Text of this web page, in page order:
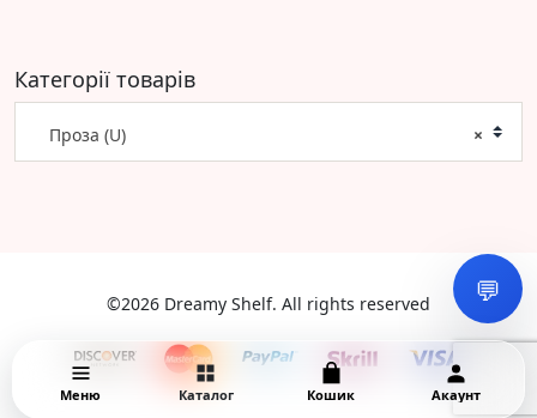
Категорії товарів
×
Проза (U)
©2026 Dreamy Shelf. All rights reserved 💬
Меню Каталог Кошик Акаунт